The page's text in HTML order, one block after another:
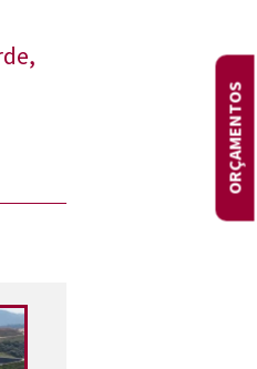
,
ORÇAMENTOS